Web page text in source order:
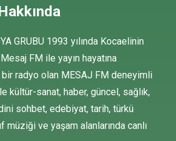
GRUBU 1993 yılında Kocaelinin
FM ile yayın hayatına
radyo olan MESAJ FM deneyimli
kültür-sanat, haber, güncel, sağlık,
sohbet, edebiyat, tarih, türkü
müziği ve yaşam alanlarında canlı